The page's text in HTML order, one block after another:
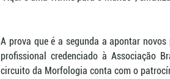
A prova que é a segunda a apontar
profissional credenciado à Associação
circuito da Morfologia conta com o